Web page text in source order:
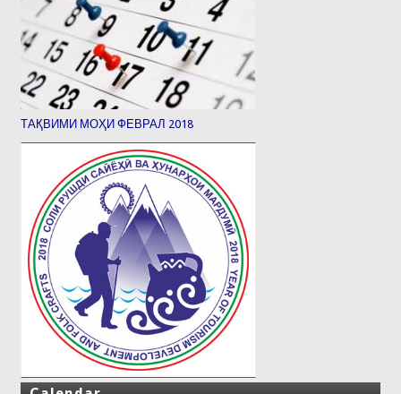
ТАҚВИМИ МОҲИ ФЕВРАЛ 2018